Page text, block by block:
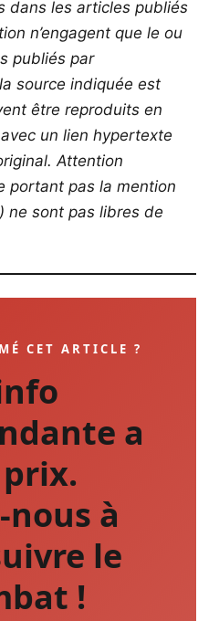
dans les articles publiés
n’engagent que le ou
publiés par
source indiquée est
être reproduits en
un lien hypertexte
Attention
portant pas la mention
ne sont pas libres de
CET ARTICLE ?
a
nous à
le
!